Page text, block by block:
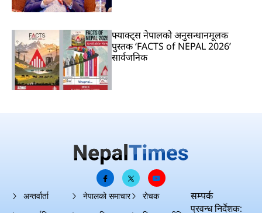
फ्याक्ट्स नेपालको अनुसन्धानमूलक
पुस्तक ‘FACTS of NEPAL 2026’
सार्वजनिक
अन्तर्वार्ता
नेपालको समाचार
रोचक
सम्पर्क
प्रवन्ध निर्देशक: